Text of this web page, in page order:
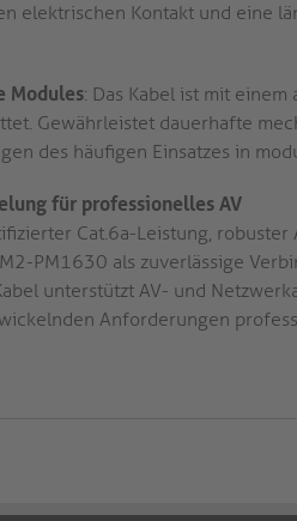
elektrischen Kontakt und eine
Modules: Das Kabel ist mit
Gewährleistet dauerhafte
des häufigen Einsatzes in
für professionelles AV
Cat.6a-Leistung,
PM1630 als zuverlässige
unterstützt AV- und
Anforderungen